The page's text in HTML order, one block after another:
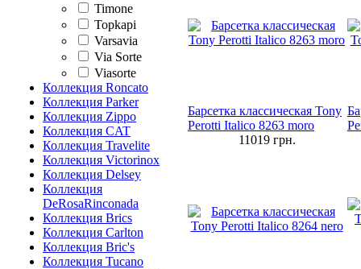
Timone
Topkapi
Varsavia
Via Sorte
Viasorte
Коллекция Roncato
Коллекция Parker
Коллекция Zippo
Коллекция CAT
Коллекция Travelite
Коллекция Victorinox
Коллекция Delsey
Коллекция
DeRosaRinconada
Коллекция Brics
Коллекция Carlton
Коллекция Bric's
Коллекция Tucano
Барсетка классическая Tony
Perotti Italico 8263 moro
11019грн.